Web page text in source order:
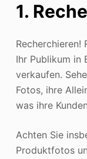
1.
Recherchieren!
Ihr Publikum in
verkaufen.
Fotos, ihre
was ihre
Achten Sie
Produktfotos